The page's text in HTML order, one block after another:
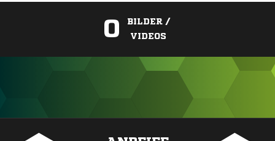
0
BILDER /
VIDEOS